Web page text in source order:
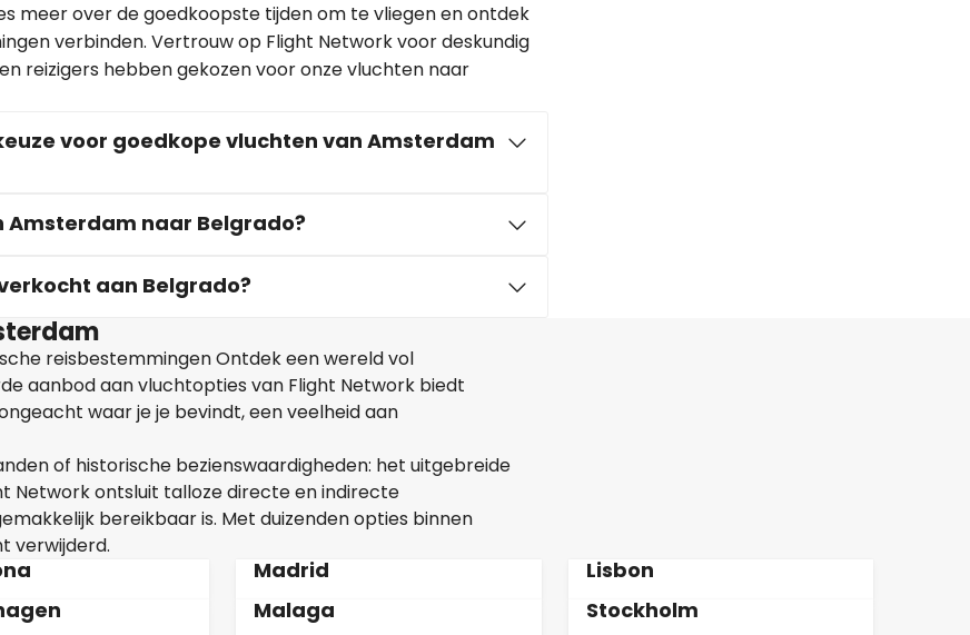
meer over de goedkoopste tijden om te vliegen en ontdek
verbinden. Vertrouw op Flight Network voor deskundig
reizigers hebben gekozen voor onze vluchten naar
voor goedkope vluchten van Amsterdam
Amsterdam naar Belgrado?
aan Belgrado?
reisbestemmingen Ontdek een wereld vol
aanbod aan vluchtopties van Flight Network biedt
waar je je bevindt, een veelheid aan
of historische bezienswaardigheden: het uitgebreide
Network ontsluit talloze directe en indirecte
bereikbaar is. Met duizenden opties binnen
verwijderd.
Madrid
Lisbon
Malaga Stockholm